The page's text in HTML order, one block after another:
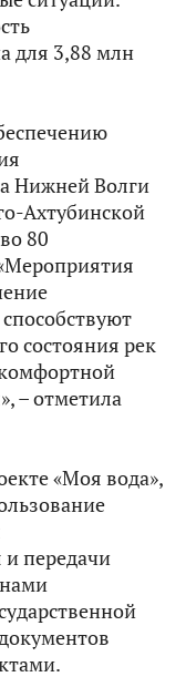
для 3,88 млн
Нижней Волги
Ахтубинской
80
состояния рек
– отметила
«Моя вода»,
и передачи